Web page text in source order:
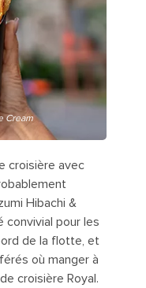
Cream
croisière avec
Hibachi &
convivial pour les
de la flotte, et
où manger à
croisière Royal.